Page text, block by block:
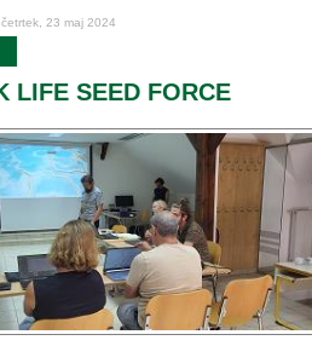
23 maj 2024
LIFE SEED FORCE